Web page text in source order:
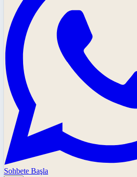
Sohbete Başla